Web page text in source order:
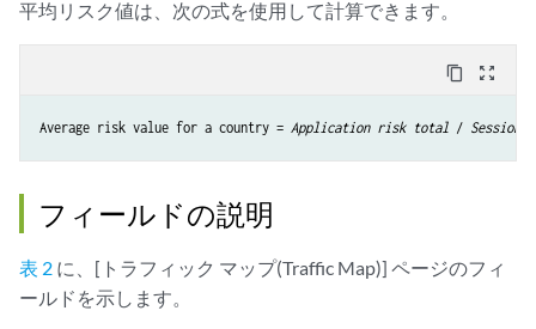
平均リスク値は、次の式を使用して計算できます。
content_copy zoom_out_map
Average risk value for a country = Application risk total / Session
フィールドの説明
表 2 に、[トラフィック マップ(Traffic Map)] ページのフィ
ールドを示します。